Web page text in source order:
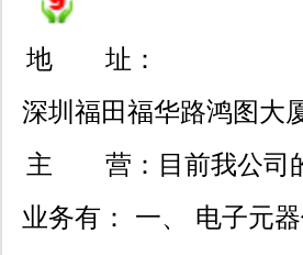
地 址：
深圳福田福华路鸿图大
602室、2005-2006室;:
市北京东路668号上海
主 营： 目前我公司
业务有： 一、 电子元